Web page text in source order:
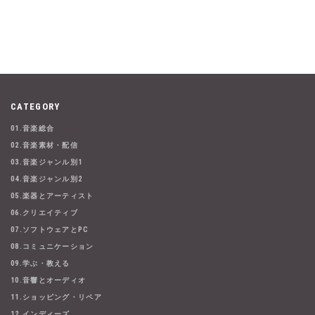
CATEGORY
01.音楽総合
02.音楽素材・配信
03.音楽ジャンル別1
04.音楽ジャンル別2
05.楽器とアーティスト
06.クリエイティブ
07.ソフトウェアとPC
08.コミュニケーション
09.学ぶ・教える
10.音響とオーディオ
11.ショッピング・リペア